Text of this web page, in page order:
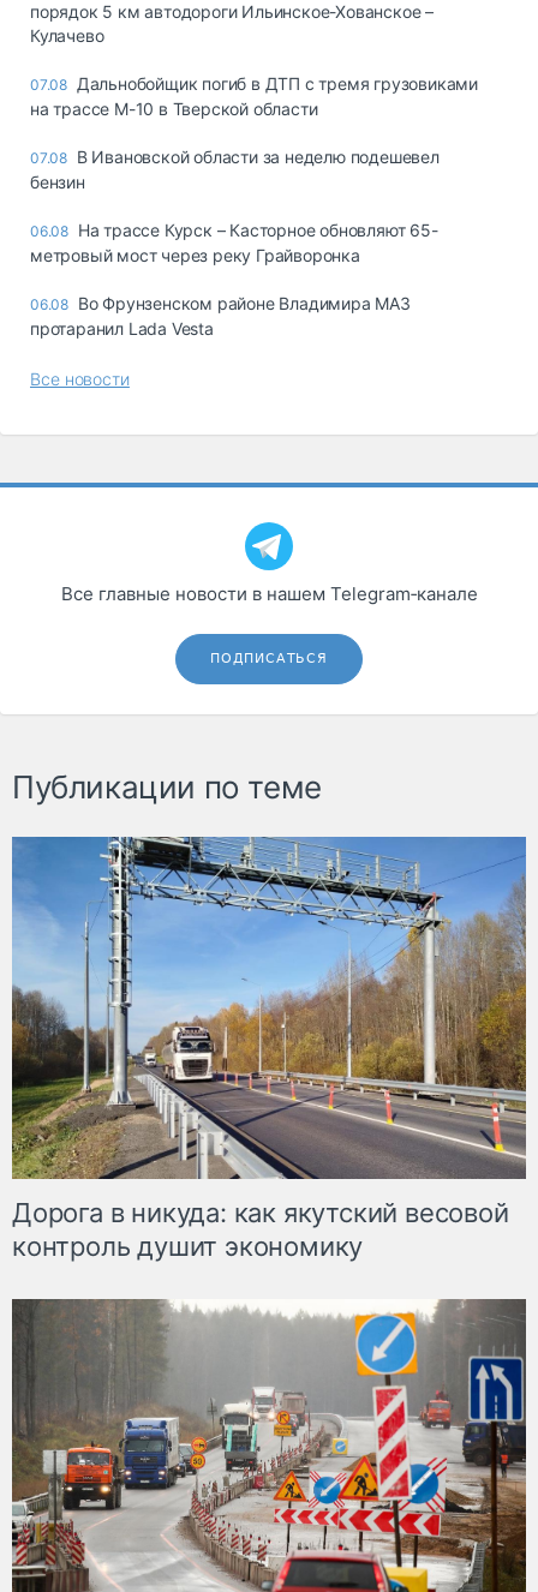
порядок 5 км автодороги Ильинское-Хованское –
Кулачево
07.08 Дальнобойщик погиб в ДТП с тремя грузовиками
на трассе М-10 в Тверской области
07.08 В Ивановской области за неделю подешевел
бензин
06.08 На трассе Курск – Касторное обновляют 65-
метровый мост через реку Грайворонка
06.08 Во Фрунзенском районе Владимира МАЗ
протаранил Lada Vesta
Все новости
Все главные новости в нашем Telegram‑канале
ПОДПИСАТЬСЯ
Публикации по теме
Дорога в никуда: как якутский весовой
контроль душит экономику